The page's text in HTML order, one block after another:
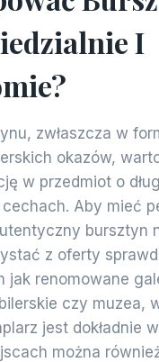
I
zwłaszcza w
okazów,
w przedmiot o
Aby mieć
bursztyn
z oferty
jak renomowane
czy muzea,
jest dokładnie
można